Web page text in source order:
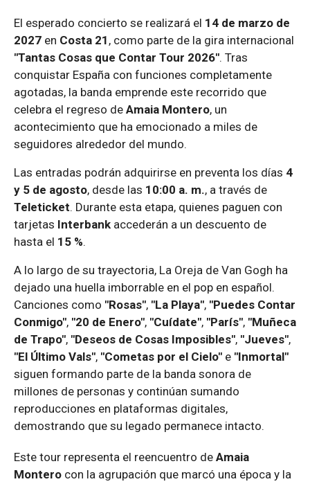
El esperado concierto se realizará el 14 de marzo de
2027 en Costa 21 , como parte de la gira internacional
"Tantas Cosas que Contar Tour 2026". Tras
conquistar España con funciones completamente
agotadas, la banda emprende este recorrido que
celebra el regreso de Amaia Montero, un
acontecimiento que ha emocionado a miles de
seguidores alrededor del mundo.
Las entradas podrán adquirirse en preventa los días 4
y 5 de agosto, desde las 10:00 a. m., a través de
Teleticket. Durante esta etapa, quienes paguen con
tarjetas Interbank accederán a un descuento de
hasta el 15 %.
A lo largo de su trayectoria, La Oreja de Van Gogh ha
dejado una huella imborrable en el pop en español.
Canciones como "Rosas", "La Playa", "Puedes Contar
Conmigo", "20 de Enero", "Cuídate", "París", "Muñeca
de Trapo", "Deseos de Cosas Imposibles", "Jueves",
"El Último Vals", "Cometas por el Cielo" e "Inmortal"
siguen formando parte de la banda sonora de
millones de personas y continúan sumando
reproducciones en plataformas digitales,
demostrando que su legado permanece intacto.
Este tour representa el reencuentro de Amaia
Montero con la agrupación que marcó una época y la